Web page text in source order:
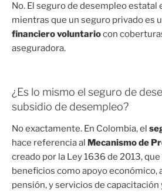
No. El seguro de desempleo estatal
mientras que un seguro privado es
financiero voluntariocon
aseguradora.
¿Es lo mismo el seguro de
subsidio de desempleo?
No exactamente. En Colombia, el
hace referencia al Mecanismo de
creado por la Ley 1636 de 2013,
beneficios como apoyo económico,
pensión, y servicios de capacitación